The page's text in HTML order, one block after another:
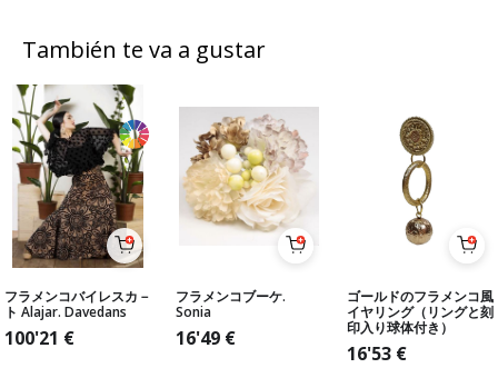
También te va a gustar
フラメンコバイレスカ－
ト Alajar. Davedans
100'21 €
フラメンコブーケ.
Sonia
16'49 €
ゴールドのフラメンコ風
イヤリング（リングと刻
印入り球体付き）
16'53 €